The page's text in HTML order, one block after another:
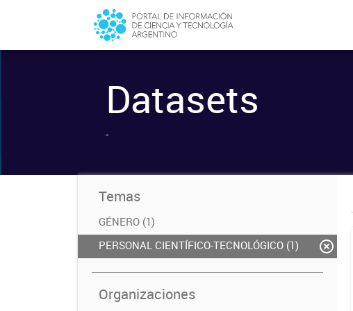
Datasets
-
Temas
GÉNERO (1)
PERSONAL CIENTÍFICO-TECNOLÓGICO (1)
Organizaciones